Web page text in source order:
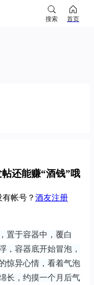
搜索 首页
还能赚“酒钱”哦
帐号？ 酒友注册
置于容器中，覆白
，容器底开始冒泡，
惊异心情，看着气泡
长，约摸一个月后气